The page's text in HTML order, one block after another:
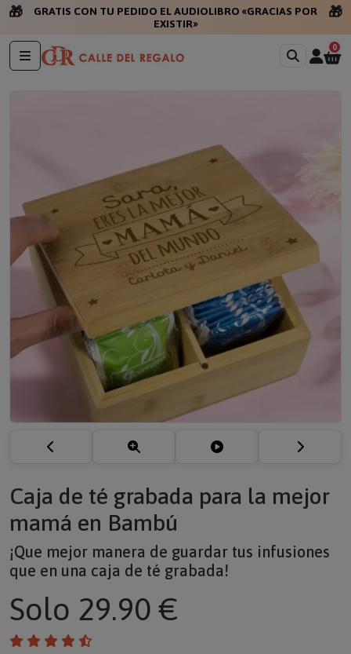
🎁
GRATIS CON TU PEDIDO EL AUDIOLIBRO «GRACIAS POR
EXISTIR»
🎁
0
Caja de té grabada para la mejor
mamá en Bambú
¡Que mejor manera de guardar tus infusiones
que en una caja de té grabada!
Solo 29.90 €